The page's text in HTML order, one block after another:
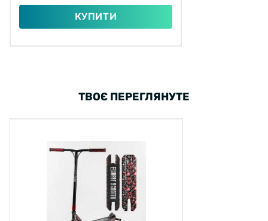
КУПИТИ
ТВОЄ ПЕРЕГЛЯНУТЕ